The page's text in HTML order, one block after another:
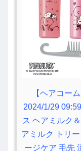
【ヘアコー
2024/1/29
ス ヘアミルク
アミルク トリ
ージケア 毛先